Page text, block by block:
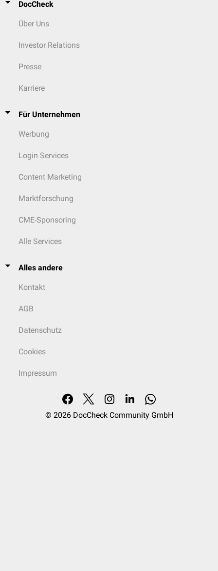
DocCheck
Über Uns
Investor Relations
Presse
Karriere
Für Unternehmen
Werbung
Login Services
Content Marketing
Marktforschung
CME-Sponsoring
Alle Services
Alles andere
Kontakt
AGB
Datenschutz
Cookies
Impressum
© 2026 DocCheck Community GmbH